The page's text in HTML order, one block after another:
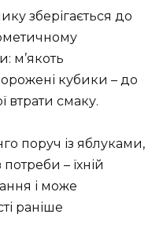
зберігається до
м’якоть
кубики – до
втрати смаку.
поруч із яблуками,
– їхній
і може
раніше